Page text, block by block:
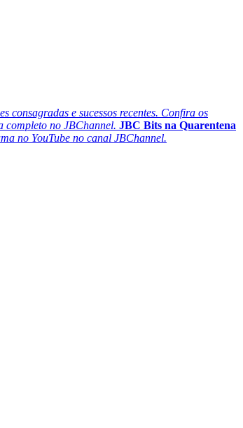
consagradas e sucessos recentes. Confira os
completo no JBChannel. JBC Bits na Quarentena
no YouTube no canal JBChannel.